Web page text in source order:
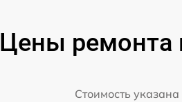
Цены ремонта
Стоимость